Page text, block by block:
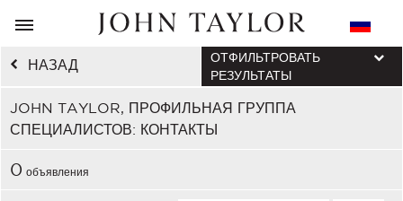
НАЗАД
JOHN TAYLOR, ПРОФИЛЬНАЯ ГРУППА
СПЕЦИАЛИСТОВ: КОНТАКТЫ
ОТФИЛЬТРОВАТЬ
РЕЗУЛЬТАТЫ
0 объявления